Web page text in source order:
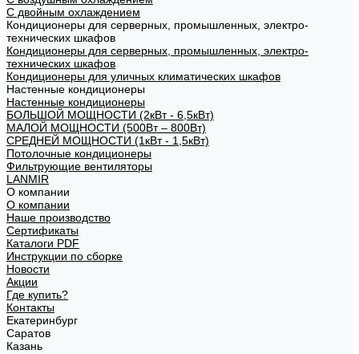
С двойным охлаждением
Кондиционеры для серверных, промышленных, электро-
технических шкафов
Кондиционеры для серверных, промышленных, электро-
технических шкафов
Кондиционеры для уличных климатических шкафов
Настенные кондиционеры
Настенные кондиционеры
БОЛЬШОЙ МОЩНОСТИ (2кВт - 6,5кВт)
МАЛОЙ МОЩНОСТИ (500Вт – 800Вт)
СРЕДНЕЙ МОЩНОСТИ (1кВт - 1,5кВт)
Потолочные кондиционеры
Фильтрующие вентиляторы
LANMIR
О компании
О компании
Наше производство
Сертификаты
Каталоги PDF
Инструкции по сборке
Новости
Акции
Где купить?
Контакты
Екатеринбург
Саратов
Казань